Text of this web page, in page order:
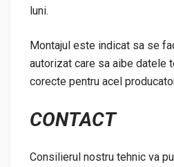
luni.
Montajul este indicat sa se
autorizat care sa aibe datele
corecte pentru acel
CONTACT
Consilierul nostru tehnic va